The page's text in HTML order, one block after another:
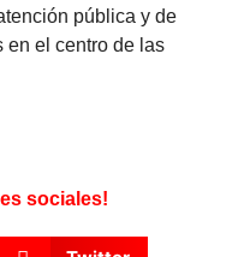
pública y de
en el centro de las
sociales!